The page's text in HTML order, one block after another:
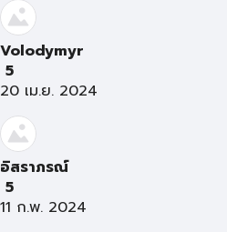
Volodymyr
5
20 เม.ย. 2024
อิสราภรณ์
5
11 ก.พ. 2024